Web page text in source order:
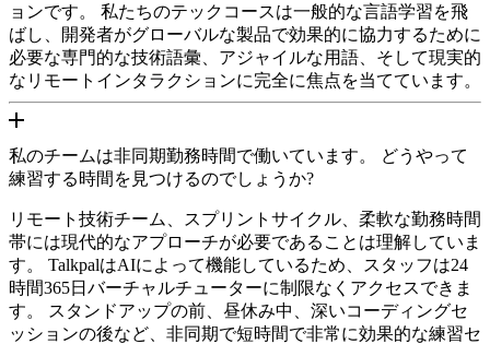
ョンです。 私たちのテックコースは一般的な言語学習を飛
ばし、開発者がグローバルな製品で効果的に協力するために
必要な専門的な技術語彙、アジャイルな用語、そして現実的
なリモートインタラクションに完全に焦点を当てています。
私のチームは非同期勤務時間で働いています。 どうやって
練習する時間を見つけるのでしょうか?
リモート技術チーム、スプリントサイクル、柔軟な勤務時間
帯には現代的なアプローチが必要であることは理解していま
す。 TalkpalはAIによって機能しているため、スタッフは24
時間365日バーチャルチューターに制限なくアクセスできま
す。 スタンドアップの前、昼休み中、深いコーディングセ
ッションの後など、非同期で短時間で非常に効果的な練習セ